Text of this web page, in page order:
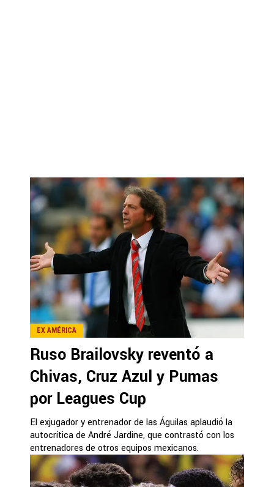
EX AMÉRICA
Ruso Brailovsky reventó a
Chivas, Cruz Azul y Pumas
por Leagues Cup
El exjugador y entrenador de las Águilas aplaudió la
autocrítica de André Jardine, que contrastó con los
entrenadores de otros equipos mexicanos.